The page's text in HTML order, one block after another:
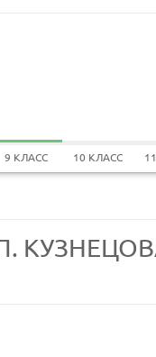
9 КЛАСС 10 КЛАСС